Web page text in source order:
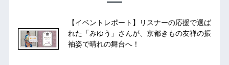
【イベントレポート】リスナーの応援で選ば
れた「みゆう」さんが、京都きもの友禅の振
袖姿で晴れの舞台へ！